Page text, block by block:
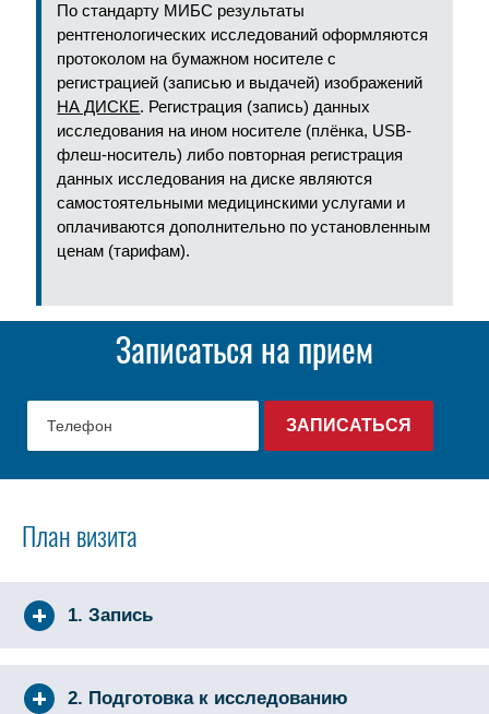
По стандарту МИБС результаты
рентгенологических исследований оформляются
протоколом на бумажном носителе с
регистрацией (записью и выдачей) изображений
НА ДИСКЕ. Регистрация (запись) данных
исследования на ином носителе (плёнка, USB-
флеш-носитель) либо повторная регистрация
данных исследования на диске являются
самостоятельными медицинскими услугами и
оплачиваются дополнительно по установленным
ценам (тарифам).
Записаться на прием
План визита
1. Запись
2. Подготовка к исследованию